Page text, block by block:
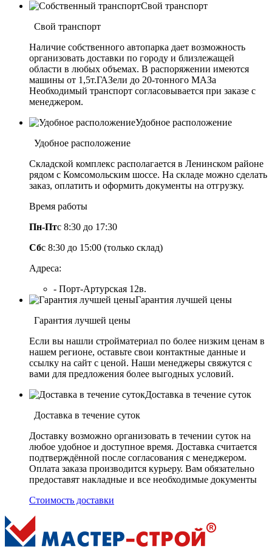
Свой транспорт
Свой транспорт
Наличие собственного автопарка дает возможность
организовать доставки по городу и близлежащей
области в любых объемах. В распоряжении имеются
машины от 1,5т.ГАЗели до 20-тонного МАЗа
Необходимый транспорт согласовывается при заказе с
менеджером.
Удобное расположение
Удобное расположение
Складской комплекс располагается в Ленинском районе
рядом с Комсомольским шоссе. На складе можно сделать
заказ, оплатить и оформить документы на отгрузку.
Время работы
Пн-Птс 8:30 до 17:30
Сбс 8:30 до 15:00 (только склад)
Адреса:
- Порт-Артурская 12в.
Гарантия лучшей цены
Гарантия лучшей цены
Если вы нашли стройматериал по более низким ценам в
нашем регионе, оставьте свои контактные данные и
ссылку на сайт с ценой. Наши менеджеры свяжутся с
вами для предложения более выгодных условий.
Доставка в течение суток
Доставка в течение суток
Доставку возможно организовать в течении суток на
любое удобное и доступное время. Доставка считается
подтверждённой после согласования с менеджером.
Оплата заказа производится курьеру. Вам обязательно
предоставят накладные и все необходимые документы
Стоимость доставки